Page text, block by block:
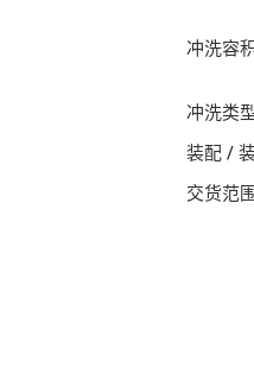
冲洗容
冲洗类
装配 /
交货范